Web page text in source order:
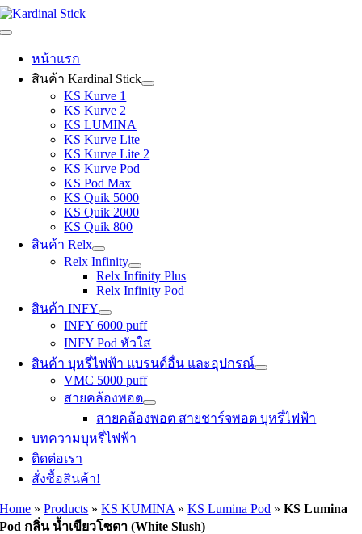
Skip
to
Toggle
Navigation
หน้าแรก
สินค้า Kardinal Stick
KS Kurve 1
KS Kurve 2
KS LUMINA
KS Kurve Lite
KS Kurve Lite 2
KS Kurve Pod
KS Pod Max
KS Quik 5000
KS Quik 2000
KS Quik 800
สินค้า Relx
Relx Infinity
Relx Infinity Plus
Relx Infinity Pod
สินค้า INFY
INFY 6000 puff
INFY Pod หัวใส
สินค้า บุหรี่ไฟฟ้า แบรนด์อื่น และอุปกรณ์
VMC 5000 puff
สายคล้องพอต
สายคล้องพอต สายชาร์จพอต บุหรี่ไฟฟ้า
บทความบุหรี่ไฟฟ้า
ติดต่อเรา
สั่งซื้อสินค้า!
Home »Products »KS KUMINA »KS Lumina Pod »KS Lumina
Pod กลิ่น น้ำเขียวโซดา (White Slush)